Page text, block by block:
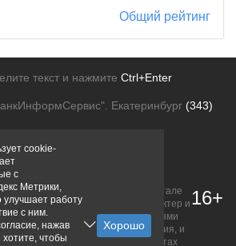
Общий рейтинг
текст и нажмите Ctrl+Enter
Екатеринбург (343)
Для рекламодателей
банков, размещенная на портале
ознакомительный характер и
определяемой положениями
точного и полного описания, и
условия уточняйте на сайтах
16+
cookie-
с
Метрики,
улучшает работу
с ним.
нажав
чтобы